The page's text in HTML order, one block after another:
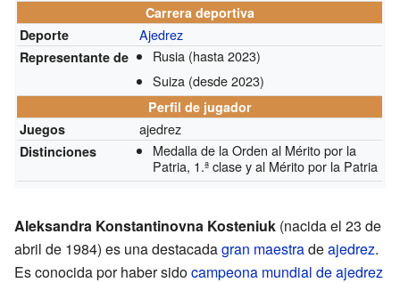
Carrera deportiva
Deporte
Ajedrez
Representante de Rusia (hasta 2023)
Suiza (desde 2023)
Perfil de jugador
Juegos
ajedrez
Distinciones
Medalla de la Orden al Mérito por la
Patria, 1.ª clase y al Mérito por la Patria
Aleksandra Konstantinovna Kosteniuk (nacida el 23 de
abril de 1984) es una destacadagran maestradeajedrez.
Es conocida por haber sidocampeona mundial de ajedrez